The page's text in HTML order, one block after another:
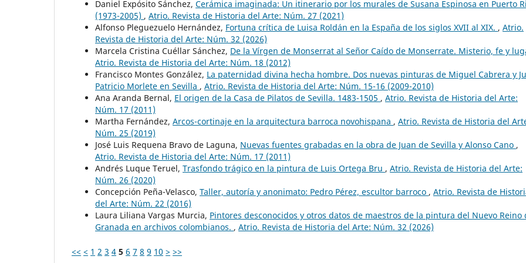
Daniel Expósito Sánchez, Cerámica imaginada: Un itinerario por los murales de Susana Espinosa en Puerto
(1973-2005) , Atrio. Revista de Historia del Arte: Núm. 27 (2021)
Alfonso Pleguezuelo Hernández, Fortuna crítica de Luisa Roldán en la España de los siglos XVII al XIX. , Atrio.
Revista de Historia del Arte: Núm. 32 (2026)
Marcela Cristina Cuéllar Sánchez, De la Vírgen de Monserrat al Señor Caído de Monserrate. Misterio, fe y
Atrio. Revista de Historia del Arte: Núm. 18 (2012)
Francisco Montes González, La paternidad divina hecha hombre. Dos nuevas pinturas de Miguel Cabrera y
Patricio Morlete en Sevilla , Atrio. Revista de Historia del Arte: Núm. 15-16 (2009-2010)
Ana Aranda Bernal, El origen de la Casa de Pilatos de Sevilla. 1483-1505 , Atrio. Revista de Historia del Arte:
Núm. 17 (2011)
Martha Fernández, Arcos-cortinaje en la arquitectura barroca novohispana , Atrio. Revista de Historia del
Núm. 25 (2019)
José Luis Requena Bravo de Laguna, Nuevas fuentes grabadas en la obra de Juan de Sevilla y Alonso Cano ,
Atrio. Revista de Historia del Arte: Núm. 17 (2011)
Andrés Luque Teruel, Trasfondo trágico en la pintura de Luis Ortega Bru , Atrio. Revista de Historia del Arte:
Núm. 26 (2020)
Concepción Peña-Velasco, Taller, autoría y anonimato: Pedro Pérez, escultor barroco , Atrio. Revista de
del Arte: Núm. 22 (2016)
Laura Liliana Vargas Murcia, Pintores desconocidos y otros datos de maestros de la pintura del Nuevo Reino
Granada en archivos colombianos. , Atrio. Revista de Historia del Arte: Núm. 32 (2026)
<< < 1 2 3 4 5 6 7 8 9 10 > >>